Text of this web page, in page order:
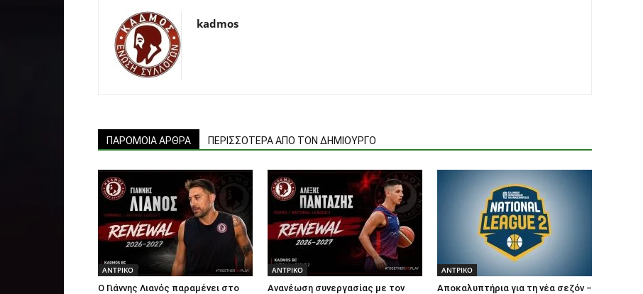
kadmos
ΠΑΡΟΜΟΙΑ ΑΡΘΡΑ ΠΕΡΙΣΣΟΤΕΡΑ ΑΠΟ ΤΟΝ ΔΗΜΙΟΥΡΓΟ
ΑΝTΡΙΚΟ
Ο Γιάννης Λιανός παραμένει στο
ΑΝTΡΙΚΟ
Ανανέωση συνεργασίας με τον
ΑΝTΡΙΚΟ
Αποκαλυπτήρια για τη νέα σεζόν –